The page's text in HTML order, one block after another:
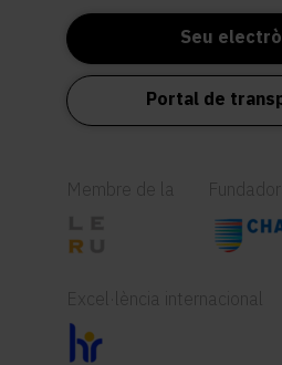
Seu
Portal de
Membre de la
Excel·lència internacional